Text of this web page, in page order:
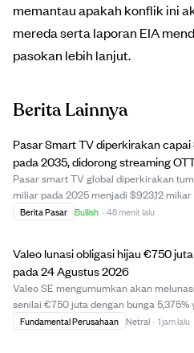
memantau apakah konflik ini
mereda serta laporan EIA
pasokan lebih lanjut.
Berita Lainnya
Pasar Smart TV diperkirakan
pada 2035, didorong streaming
AI
Pasar smart TV global diperkirakan
miliar pada 2025 menjadi $923,12
dengan CAGR 13,53%. Pertumbuhan ini
Berita Pasar Bullish · 48 menit lalu
Valeo lunasi obligasi hijau €750
pada 24 Agustus 2026
Valeo SE mengumumkan akan
senilai €750 juta dengan bunga 5,375%
Mei 2027 lebih awal pada 24 Agustus
Fundamental Perusahaan Netral · 1 jam lalu